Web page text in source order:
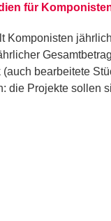
für
Komponisten
(auch bearbeitete
die Projekte sollen